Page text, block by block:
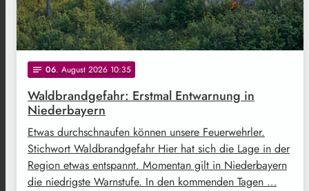
notes 06. August 2026 10:35
Waldbrandgefahr: Erstmal Entwarnung in
Niederbayern
Etwas durchschnaufen können unsere Feuerwehrler.
Stichwort Waldbrandgefahr Hier hat sich die Lage in der
Region etwas entspannt. Momentan gilt in Niederbayern
die niedrigste Warnstufe. In den kommenden Tagen …